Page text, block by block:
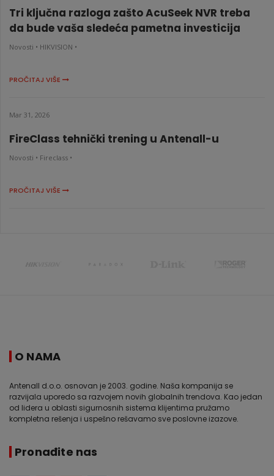
Tri ključna razloga zašto AcuSeek NVR treba
da bude vaša sledeća pametna investicija
Novosti • HIKVISION •
PROČITAJ VIŠE
Mar 31, 2026
FireClass tehnički trening u Antenall-u
Novosti • Fireclass •
PROČITAJ VIŠE
O NAMA
Antenall d.o.o. osnovan je 2003. godine. Naša kompanija se
razvijala uporedo sa razvojem novih globalnih trendova. Kao jedan
od lidera u oblasti sigurnosnih sistema klijentima pružamo
kompletna rešenja i uspešno rešavamo sve poslovne izazove.
Pronađite nas